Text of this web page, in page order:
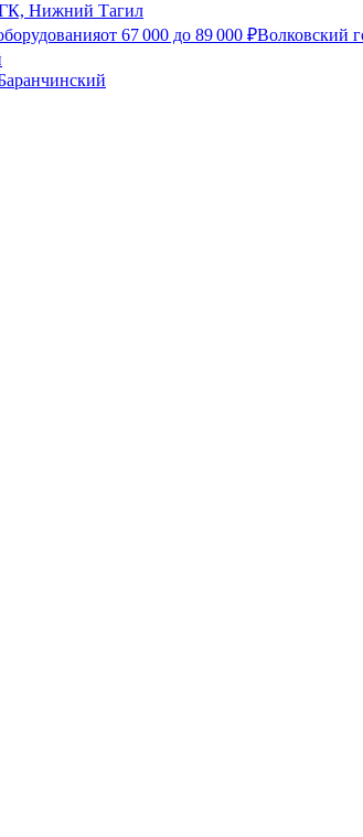
Нижний Тагил
от 67 000 до 89 000 ₽Волковский